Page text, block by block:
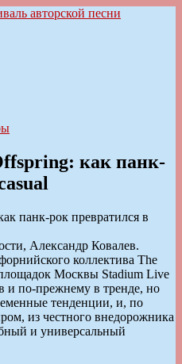
песни
как панк-
Александр Ковалев.
коллектива The
Москвы Stadium Live
и по-прежнему в тренде, но
тенденции, и, по
из честного внедорожника
и универсальный